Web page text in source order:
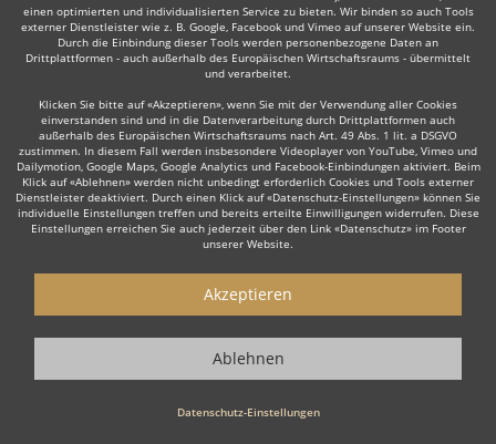
Big Band Akrobaten Dixieland Stelzenläufer
Wie funktioniert's?
1. Kostenlos anfragen
Button finden Sie auf den jeweiligen Künstler-Profil-Seiten der
Showkünstler.
2. Angebote erhalten & Details besprechen
Sie erhalten Angebote Ihrer angefragten Artisten. Nutzen Sie die
Funktionen der eventpeppers-Plattform oder telefonieren Sie direkt mit
einen optimierten und individualisierten Service zu bieten. Wir binden so auch Tools
externer Dienstleister wie z. B. Google, Facebook und Vimeo auf unserer Website ein.
Durch die Einbindung dieser Tools werden personenbezogene Daten an
Drittplattformen - auch außerhalb des Europäischen Wirtschaftsraums - übermittelt
und verarbeitet.
Klicken Sie bitte auf «Akzeptieren», wenn Sie mit der Verwendung aller Cookies
einverstanden sind und in die Datenverarbeitung durch Drittplattformen auch
außerhalb des Europäischen Wirtschaftsraums nach Art. 49 Abs. 1 lit. a DSGVO
zustimmen. In diesem Fall werden insbesondere Videoplayer von YouTube, Vimeo und
Dailymotion, Google Maps, Google Analytics und Facebook-Einbindungen aktiviert. Beim
Klick auf «Ablehnen» werden nicht unbedingt erforderlich Cookies und Tools externer
Dienstleister deaktiviert. Durch einen Klick auf «Datenschutz-Einstellungen» können Sie
individuelle Einstellungen treffen und bereits erteilte Einwilligungen widerrufen. Diese
Einstellungen erreichen Sie auch jederzeit über den Link «Datenschutz» im Footer
unserer Website.
Datenschutz-Einstellungen
Akzeptieren
Ablehnen